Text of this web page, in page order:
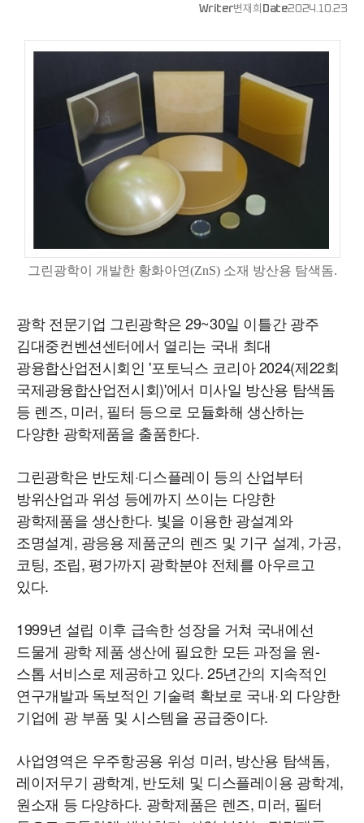
Writer변재희Date2024.10.23
그린광학이 개발한 황화아연(ZnS) 소재 방산용 탐색돔.
광학 전문기업 그린광학은 29~30일 이틀간 광주
김대중컨벤션센터에서 열리는 국내 최대
광융합산업전시회인 '포토닉스 코리아 2024(제22회
국제광융합산업전시회)'에서 미사일 방산용 탐색돔
등 렌즈, 미러, 필터 등으로 모듈화해 생산하는
다양한 광학제품을 출품한다.
그린광학은 반도체·디스플레이 등의 산업부터
방위산업과 위성 등에까지 쓰이는 다양한
광학제품을 생산한다. 빛을 이용한 광설계와
조명설계, 광응용 제품군의 렌즈 및 기구 설계, 가공,
코팅, 조립, 평가까지 광학분야 전체를 아우르고
있다.
1999년 설립 이후 급속한 성장을 거쳐 국내에선
드물게 광학 제품 생산에 필요한 모든 과정을 원-
스톱 서비스로 제공하고 있다. 25년간의 지속적인
연구개발과 독보적인 기술력 확보로 국내·외 다양한
기업에 광 부품 및 시스템을 공급중이다.
사업영역은 우주항공용 위성 미러, 방산용 탐색돔,
레이저무기 광학계, 반도체 및 디스플레이용 광학계,
원소재 등 다양하다. 광학제품은 렌즈, 미러, 필터